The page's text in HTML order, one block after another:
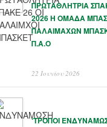
ΠΡΩΤΑΘΛΗΤΡΙΑ
2026 Η ΟΜΑΔΑ
ΠΑΛΑΙΜΑΧΩΝ
Π.Α.Ο
22 Ιουνίου 2026
‘ΤΡΟΠΟΙ